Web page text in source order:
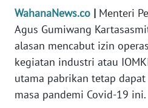
WahanaNews.co | Menteri
Agus Gumiwang
alasan mencabut izin
kegiatan industri atau
utama pabrikan tetap
masa pandemi Covid-19 ini.
OPINI